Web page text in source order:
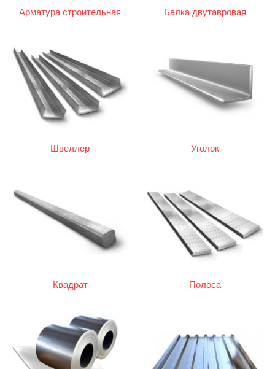
Арматура строительная
Балка двутавровая
(двутавр)
Швеллер Уголок
Квадрат Полоса